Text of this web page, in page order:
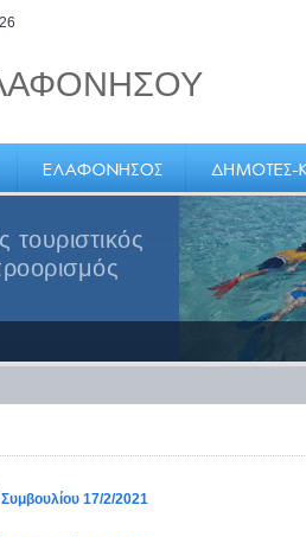
17/2/2021